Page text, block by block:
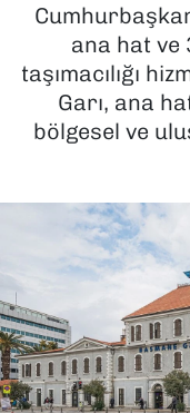
ana hat ve
taşımacılığı
Garı, ana
bölgesel ve
POLİTİKA
SAĞLIK
TEKNOLOJİ
YAŞAM
YEREL